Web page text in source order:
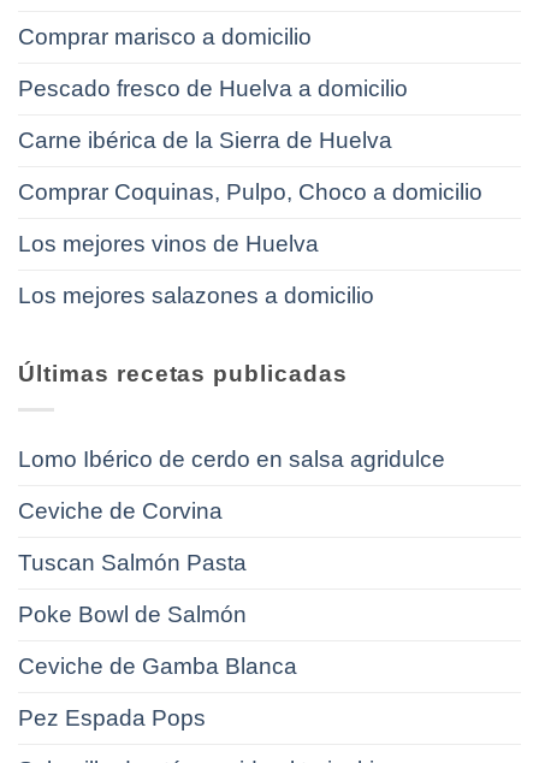
Comprar marisco a domicilio
Pescado fresco de Huelva a domicilio
Carne ibérica de la Sierra de Huelva
Comprar Coquinas, Pulpo, Choco a domicilio
Los mejores vinos de Huelva
Los mejores salazones a domicilio
Últimas recetas publicadas
Lomo Ibérico de cerdo en salsa agridulce
Ceviche de Corvina
Tuscan Salmón Pasta
Poke Bowl de Salmón
Ceviche de Gamba Blanca
Pez Espada Pops